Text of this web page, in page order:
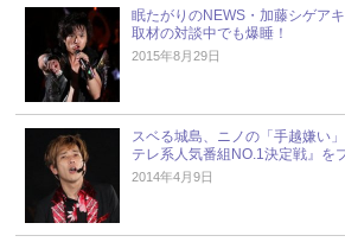
眠たがりのNEWS・加藤シゲア
取材の対談中でも爆睡！
2015年8月29日
スベる城島、ニノの「手越嫌い
テレ系人気番組NO.1決定戦』を
2014年4月9日